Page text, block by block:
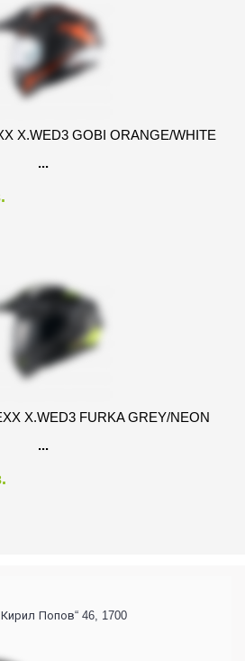
X.WED3 GOBI ORANGE/WHITE
X.WED3 FURKA GREY/NEON
Попов“ 46, 1700